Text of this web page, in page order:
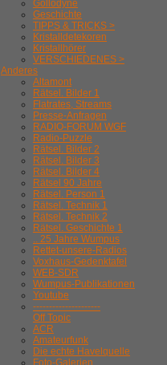
Gollodyne
Geschichte
TIPPS & TRICKS >
Kristalldetekoren
Kristallhörer
VERSCHIEDENES >
Anderes
Altamont
Rätsel. Bilder 1
Flatrates, Streams
Presse-Anfragen
RADIO-FORUM WGF
Radio-Puzzle
Rätsel. Bilder 2
Rätsel. Bilder 3
Rätsel. Bilder 4
Rätsel 90 Jahre
Rätsel. Person 1
Rätsel. Technik 1
Rätsel. Technik 2
Rätsel. Geschichte 1
.. 25 Jahre Wumpus
Rettet-unsere-Radios
Voxhaus-Gedenktafel
WEB-SDR
Wumpus-Publikationen
Youtube
---------------------
Off Topic
ACR
Amateurfunk
Die echte Havelquelle
Foto-Galerien